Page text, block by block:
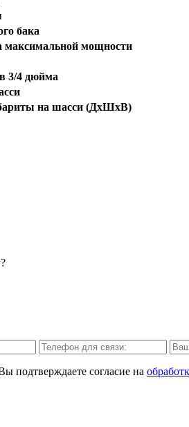
бака
максимальной мощности
3/4 дюйма
на шасси (ДхШхВ)
подтверждаете согласие на